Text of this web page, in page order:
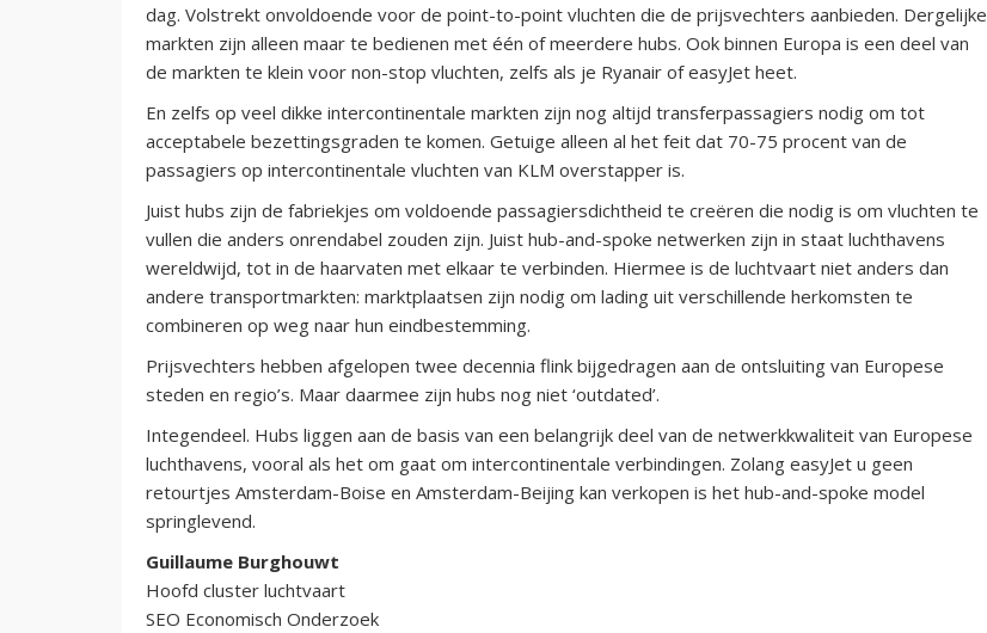
dag. Volstrekt onvoldoende voor de point-to-point vluchten die de prijsvechters aanbieden. Dergelijke
markten zijn alleen maar te bedienen met één of meerdere hubs. Ook binnen Europa is een deel van
de markten te klein voor non-stop vluchten, zelfs als je Ryanair of easyJet heet.
En zelfs op veel dikke intercontinentale markten zijn nog altijd transferpassagiers nodig om tot
acceptabele bezettingsgraden te komen. Getuige alleen al het feit dat 70-75 procent van de
passagiers op intercontinentale vluchten van KLM overstapper is.
Juist hubs zijn de fabriekjes om voldoende passagiersdichtheid te creëren die nodig is om vluchten te
vullen die anders onrendabel zouden zijn. Juist hub-and-spoke netwerken zijn in staat luchthavens
wereldwijd, tot in de haarvaten met elkaar te verbinden. Hiermee is de luchtvaart niet anders dan
andere transportmarkten: marktplaatsen zijn nodig om lading uit verschillende herkomsten te
combineren op weg naar hun eindbestemming.
Prijsvechters hebben afgelopen twee decennia flink bijgedragen aan de ontsluiting van Europese
steden en regio’s. Maar daarmee zijn hubs nog niet ‘outdated’.
Integendeel. Hubs liggen aan de basis van een belangrijk deel van de netwerkkwaliteit van Europese
luchthavens, vooral als het om gaat om intercontinentale verbindingen. Zolang easyJet u geen
retourtjes Amsterdam-Boise en Amsterdam-Beijing kan verkopen is het hub-and-spoke model
springlevend.
Guillaume Burghouwt
Hoofd cluster luchtvaart
SEO Economisch Onderzoek